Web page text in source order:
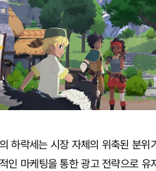
하락세는 시장 자체의 위축된 분
인 마케팅을 통한 광고 전략으로